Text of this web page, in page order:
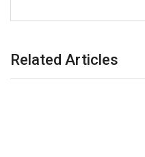
Related Articles